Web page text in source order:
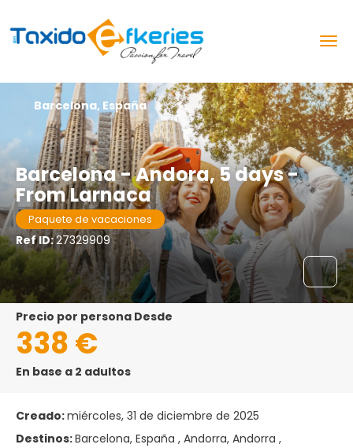
Barcelona - Andora, 5 days -
From Larnaca
Paquete de vacaciones
Ref ID:27329909
Barcelona, España
precio por persona Desde
338 €
En base a 2 adultos
Creado:miércoles, 31 de diciembre de 2025
Destinos:Barcelona, España , Andorra, Andorra ,